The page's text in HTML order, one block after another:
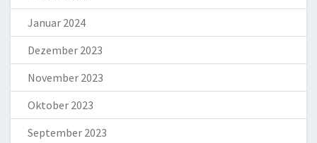
Januar 2024
Dezember 2023
November 2023
Oktober 2023
September 2023